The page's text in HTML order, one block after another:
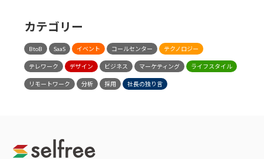
カテゴリー
BtoB SaaS イベント コールセンター テクノロジー
テレワーク デザイン ビジネス マーケティング ライフスタイル
リモートワーク 分析 採用 社長の独り言